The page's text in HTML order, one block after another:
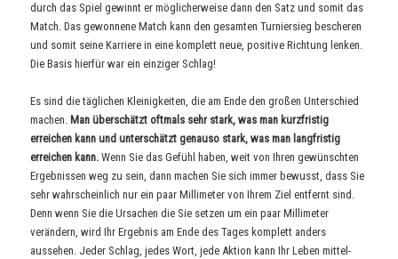
durch das Spiel gewinnt er möglicherweise dann den Satz und somit das
Match. Das gewonnene Match kann den gesamten Turniersieg bescheren
und somit seine Karriere in eine komplett neue, positive Richtung lenken.
Die Basis hierfür war ein einziger Schlag!
Es sind die täglichen Kleinigkeiten, die am Ende den großen Unterschied
machen. Man überschätzt oftmals sehr stark, was man kurzfristig
erreichen kann und unterschätzt genauso stark, was man langfristig
erreichen kann. Wenn Sie das Gefühl haben, weit von Ihren gewünschten
Ergebnissen weg zu sein, dann machen Sie sich immer bewusst, dass Sie
sehr wahrscheinlich nur ein paar Millimeter von Ihrem Ziel entfernt sind.
Denn wenn Sie die Ursachen die Sie setzen um ein paar Millimeter
verändern, wird Ihr Ergebnis am Ende des Tages komplett anders
aussehen. Jeder Schlag, jedes Wort, jede Aktion kann Ihr Leben mittel-